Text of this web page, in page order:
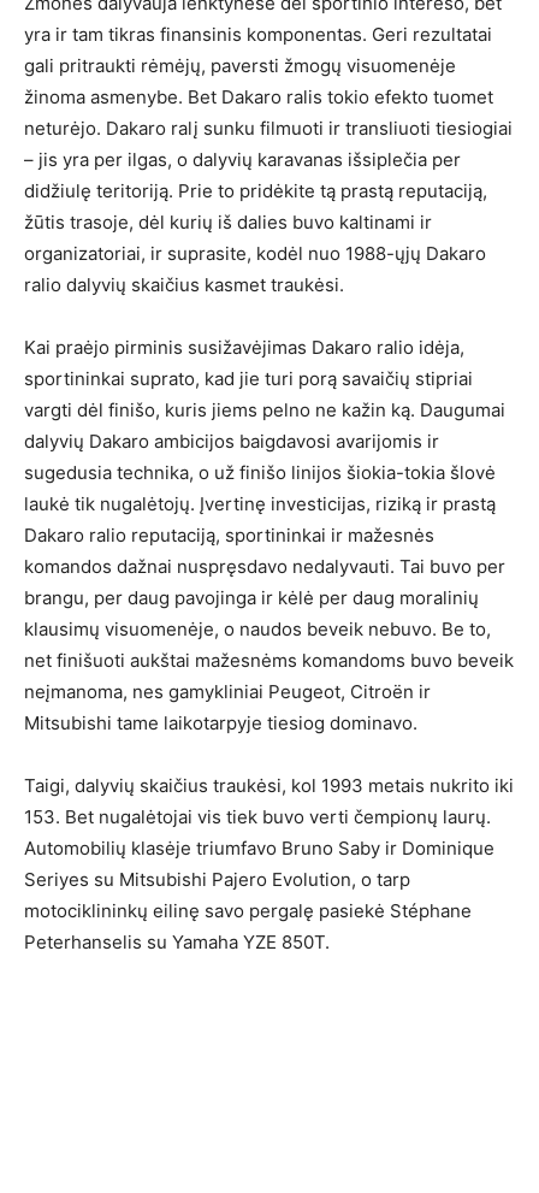
yra ir tam tikras finansinis komponentas. Geri rezultatai
gali pritraukti rėmėjų, paversti žmogų visuomenėje
žinoma asmenybe. Bet Dakaro ralis tokio efekto tuomet
neturėjo. Dakaro ralį sunku filmuoti ir transliuoti tiesiogiai
– jis yra per ilgas, o dalyvių karavanas išsiplečia per
didžiulę teritoriją. Prie to pridėkite tą prastą reputaciją,
žūtis trasoje, dėl kurių iš dalies buvo kaltinami ir
organizatoriai, ir suprasite, kodėl nuo 1988-ųjų Dakaro
ralio dalyvių skaičius kasmet traukėsi.
Kai praėjo pirminis susižavėjimas Dakaro ralio idėja,
sportininkai suprato, kad jie turi porą savaičių stipriai
vargti dėl finišo, kuris jiems pelno ne kažin ką. Daugumai
dalyvių Dakaro ambicijos baigdavosi avarijomis ir
sugedusia technika, o už finišo linijos šiokia-tokia šlovė
laukė tik nugalėtojų. Įvertinę investicijas, riziką ir prastą
Dakaro ralio reputaciją, sportininkai ir mažesnės
komandos dažnai nuspręsdavo nedalyvauti. Tai buvo per
brangu, per daug pavojinga ir kėlė per daug moralinių
klausimų visuomenėje, o naudos beveik nebuvo. Be to,
net finišuoti aukštai mažesnėms komandoms buvo beveik
neįmanoma, nes gamykliniai Peugeot, Citroën ir
Mitsubishi tame laikotarpyje tiesiog dominavo.
Taigi, dalyvių skaičius traukėsi, kol 1993 metais nukrito iki
153. Bet nugalėtojai vis tiek buvo verti čempionų laurų.
Automobilių klasėje triumfavo Bruno Saby ir Dominique
Seriyes su Mitsubishi Pajero Evolution, o tarp
motociklininkų eilinę savo pergalę pasiekė Stéphane
Peterhanselis su Yamaha YZE 850T.